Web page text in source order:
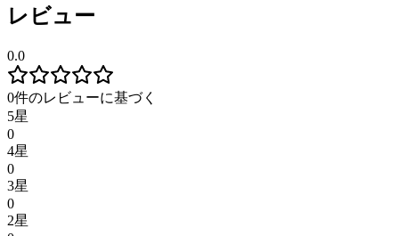
レビュー
0.0
0件のレビューに基づく
5星
0
4星
0
3星
0
2星